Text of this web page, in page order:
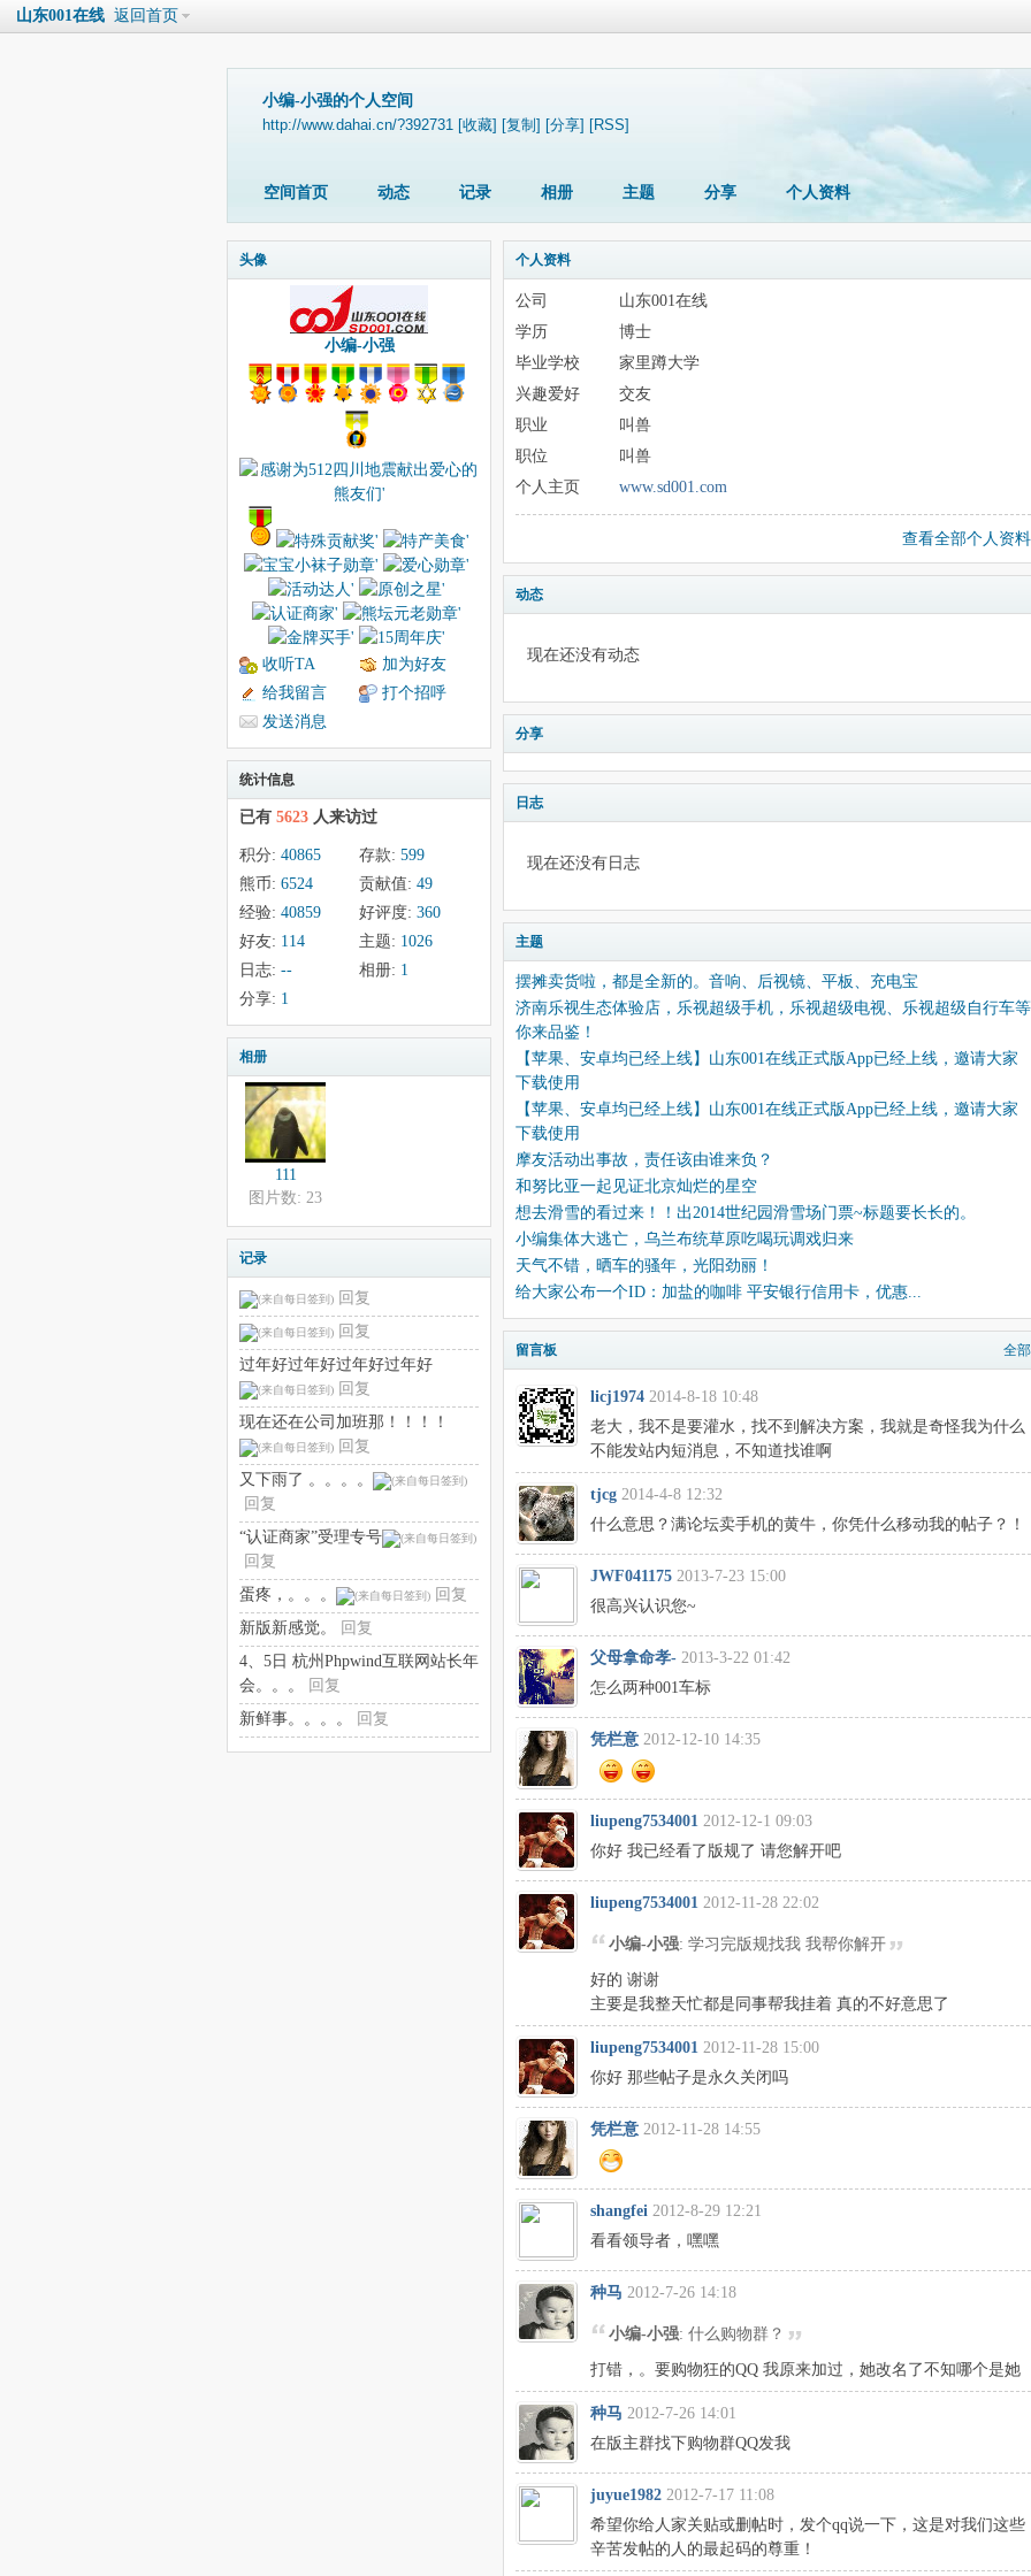
山东001在线 返回首页
小编-小强的个人空间
http://www.dahai.cn/?392731 [收藏] [复制] [分享] [RSS]
空间首页 动态 记录 相册 主题 分享 个人资料
头像
小编-小强
收听TA
加为好友
给我留言
打个招呼
发送消息
统计信息
已有 5623 人来访过
积分: 40865 存款: 599
熊币: 6524 贡献值: 49
经验: 40859 好评度: 360
好友: 114 主题: 1026
日志: -- 相册: 1
分享: 1
相册
111
图片数: 23
记录
回复
回复
过年好过年好过年好过年好
回复
现在还在公司加班那！！！！
回复
又下雨了 。。。。
回复
“认证商家”受理专号
回复
蛋疼，。。。
回复
新版新感觉。
回复
4、5日 杭州Phpwind互联网站长年
会。。。
回复
新鲜事。。。。
回复
个人资料
公司
山东001在线
学历
博士
毕业学校
家里蹲大学
兴趣爱好
交友
职业
叫兽
职位
叫兽
个人主页
www.sd001.com
查看全部个人资料
动态
现在还没有动态
分享
日志
现在还没有日志
主题
摆摊卖货啦，都是全新的。音响、后视镜、平板、充电宝
济南乐视生态体验店，乐视超级手机，乐视超级电视、乐视超级自行车等
你来品鉴！
【苹果、安卓均已经上线】山东001在线正式版App已经上线，邀请大家
下载使用
【苹果、安卓均已经上线】山东001在线正式版App已经上线，邀请大家
下载使用
摩友活动出事故，责任该由谁来负？
和努比亚一起见证北京灿烂的星空
想去滑雪的看过来！！出2014世纪园滑雪场门票~标题要长长的。
小编集体大逃亡，乌兰布统草原吃喝玩调戏归来
天气不错，晒车的骚年，光阳劲丽！
给大家公布一个ID：加盐的咖啡 平安银行信用卡，优惠...
留言板 全部
licj1974 2014-8-18 10:48
老大，我不是要灌水，找不到解决方案，我就是奇怪我为什么
不能发站内短消息，不知道找谁啊
tjcg 2014-4-8 12:32
什么意思？满论坛卖手机的黄牛，你凭什么移动我的帖子？！
JWF041175 2013-7-23 15:00
很高兴认识您~
父母拿命孝- 2013-3-22 01:42
怎么两种001车标
凭栏意 2012-12-10 14:35
liupeng7534001 2012-12-1 09:03
你好 我已经看了版规了 请您解开吧
liupeng7534001 2012-11-28 22:02
小编-小强: 学习完版规找我 我帮你解开
好的 谢谢
主要是我整天忙都是同事帮我挂着 真的不好意思了
liupeng7534001 2012-11-28 15:00
你好 那些帖子是永久关闭吗
凭栏意 2012-11-28 14:55
shangfei 2012-8-29 12:21
看看领导者，嘿嘿
种马 2012-7-26 14:18
小编-小强: 什么购物群？
打错，。要购物狂的QQ 我原来加过，她改名了不知哪个是她
种马 2012-7-26 14:01
在版主群找下购物群QQ发我
juyue1982 2012-7-17 11:08
希望你给人家关贴或删帖时，发个qq说一下，这是对我们这些
辛苦发帖的人的最起码的尊重！